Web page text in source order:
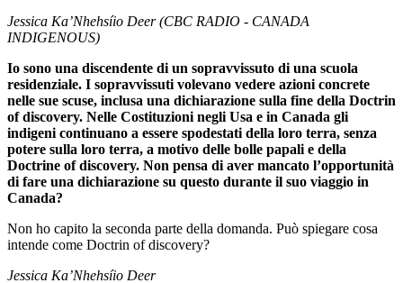
Jessica Ka’Nhehsíio Deer (CBC RADIO - CANADA
INDIGENOUS)
Io sono una discendente di un sopravvissuto di una scuola
residenziale. I sopravvissuti volevano vedere azioni concrete
nelle sue scuse, inclusa una dichiarazione sulla fine della Doctrin
of discovery. Nelle Costituzioni negli Usa e in Canada gli
indigeni continuano a essere spodestati della loro terra, senza
potere sulla loro terra, a motivo delle bolle papali e della
Doctrine of discovery. Non pensa di aver mancato l’opportunità
di fare una dichiarazione su questo durante il suo viaggio in
Canada?
Non ho capito la seconda parte della domanda. Può spiegare cosa
intende come Doctrin of discovery?
Jessica Ka’Nhehsíio Deer